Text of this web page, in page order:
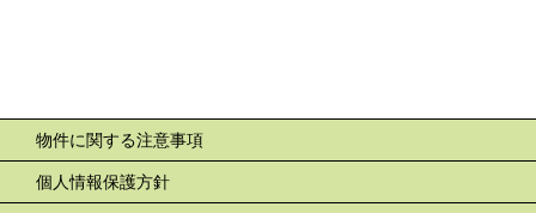
物件に関する注意事項
個人情報保護方針